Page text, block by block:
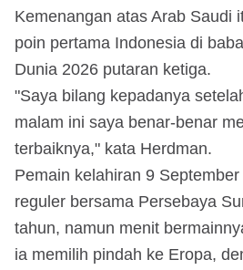
Kemenangan atas Arab Saudi
poin pertama Indonesia di
Dunia 2026 putaran ketiga.
"Saya bilang kepadanya
malam ini saya benar-benar
terbaiknya," kata Herdman.
Pemain kelahiran 9
reguler bersama Persebaya
tahun, namun menit
ia memilih pindah ke Eropa,